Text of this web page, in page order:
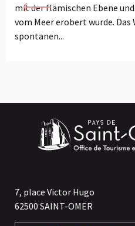
mit der flämischen Ebene
vom Meer erobert wurde.
spontanen...
7, place Victor Hugo
62500 SAINT-OMER